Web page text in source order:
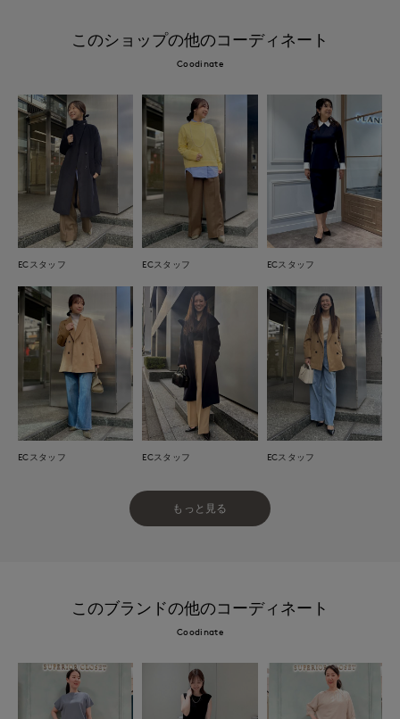
このショップの他のコーディネート
Coodinate
ECスタッフ ECスタッフ ECスタッフ
ECスタッフ ECスタッフ ECスタッフ
もっと見る
このブランドの他のコーディネート
Coodinate